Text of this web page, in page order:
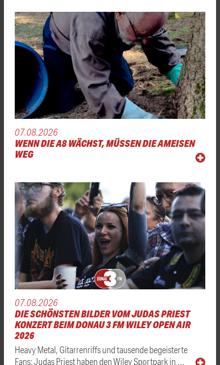
07.08.2026
WENN DIE A8 WÄCHST, MÜSSEN DIE AMEISEN
WEG
07.08.2026
DIE SCHÖNSTEN BILDER VOM JUDAS PRIEST
KONZERT BEIM DONAU 3 FM WILEY OPEN AIR
2026
Heavy Metal, Gitarrenriffs und tausende begeisterte
Fans: Judas Priest haben den Wiley Sportpark in …